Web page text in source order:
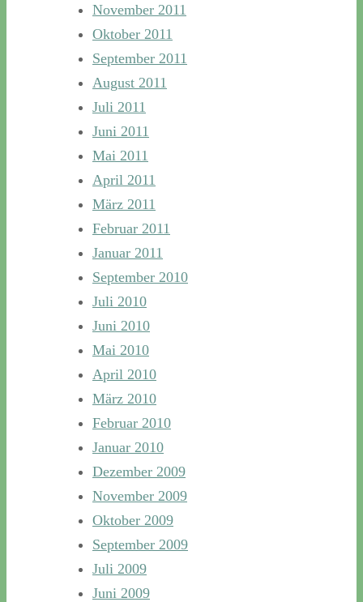
November 2011
Oktober 2011
September 2011
August 2011
Juli 2011
Juni 2011
Mai 2011
April 2011
März 2011
Februar 2011
Januar 2011
September 2010
Juli 2010
Juni 2010
Mai 2010
April 2010
März 2010
Februar 2010
Januar 2010
Dezember 2009
November 2009
Oktober 2009
September 2009
Juli 2009
Juni 2009